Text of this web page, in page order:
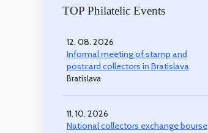
TOP Philatelic Events
12. 08. 2026
Informal meeting of stamp and
postcard collectors in Bratislava
Bratislava
11. 10. 2026
National collectors exchange bourse